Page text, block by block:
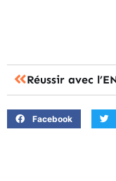
Facebook